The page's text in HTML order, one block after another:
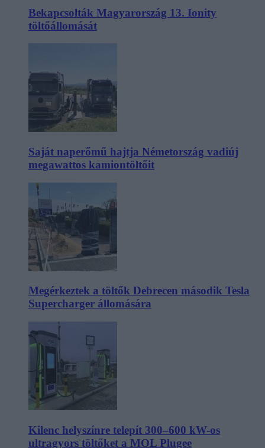
Bekapcsolták Magyarország 13. Ionity
töltőállomását
Saját naperőmű hajtja Németország vadiúj
megawattos kamiontöltőit
Megérkeztek a töltők Debrecen második Tesla
Supercharger állomására
Kilenc helyszínre telepít 300–600 kW-os
ultragyors töltőket a MOL Plugee